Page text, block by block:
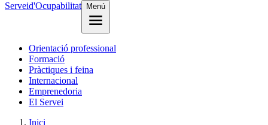
Serveid'Ocupabilitat Menú
Orientació professional
Formació
Pràctiques i feina
Internacional
Emprenedoria
El Servei
Inici